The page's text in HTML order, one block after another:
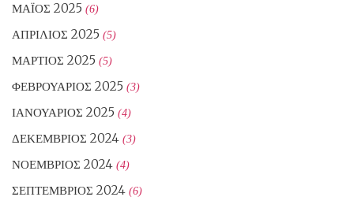
ΜΆΙΟΣ 2025 (6)
ΑΠΡΊΛΙΟΣ 2025 (5)
ΜΆΡΤΙΟΣ 2025 (5)
ΦΕΒΡΟΥΆΡΙΟΣ 2025 (3)
ΙΑΝΟΥΆΡΙΟΣ 2025 (4)
ΔΕΚΈΜΒΡΙΟΣ 2024 (3)
ΝΟΈΜΒΡΙΟΣ 2024 (4)
ΣΕΠΤΈΜΒΡΙΟΣ 2024 (6)